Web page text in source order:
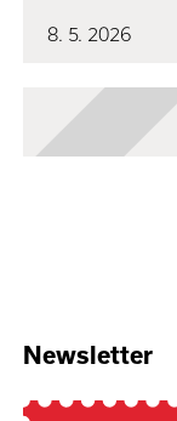
8. 5. 2026
Newsletter